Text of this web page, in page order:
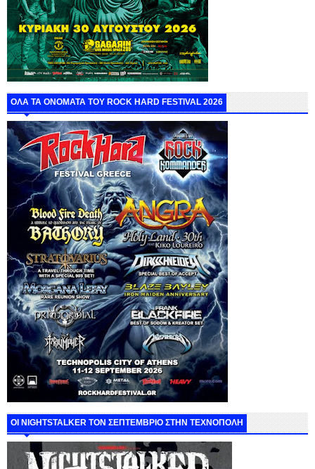
ΟΛΑ ΤΑ ΟΝΟΜΑΤΑ ΤΟΥ ROCK HARD FESTIVAL 2026
ΟΙ NIGHTSTALKER ΤΟΝ ΣΕΠΤΕΜΒΡΙΟ ΣΤΗΝ ΤΕΧΝΟΠΟΛΗ